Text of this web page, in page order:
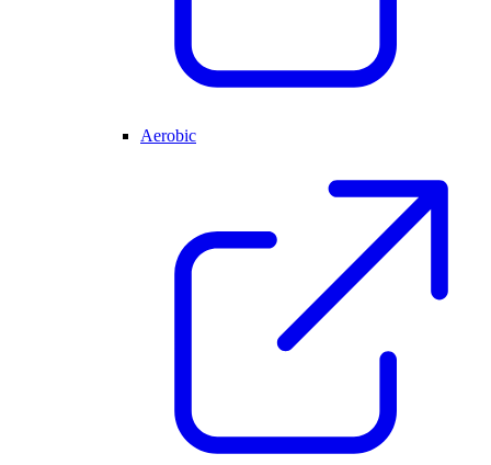
Aerobic